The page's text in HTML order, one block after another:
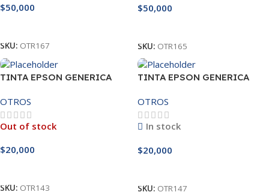
$50,000
SKU: OTR167
$50,000
SKU: OTR165
TINTA EPSON GENERICA
OTROS
Out of stock
$20,000
SKU: OTR143
TINTA EPSON GENERICA
OTROS
In stock
$20,000
SKU: OTR147